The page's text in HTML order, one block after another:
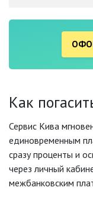
Как
Сервис Кива
единовременным
сразу проценты и
через личный
межбанковским